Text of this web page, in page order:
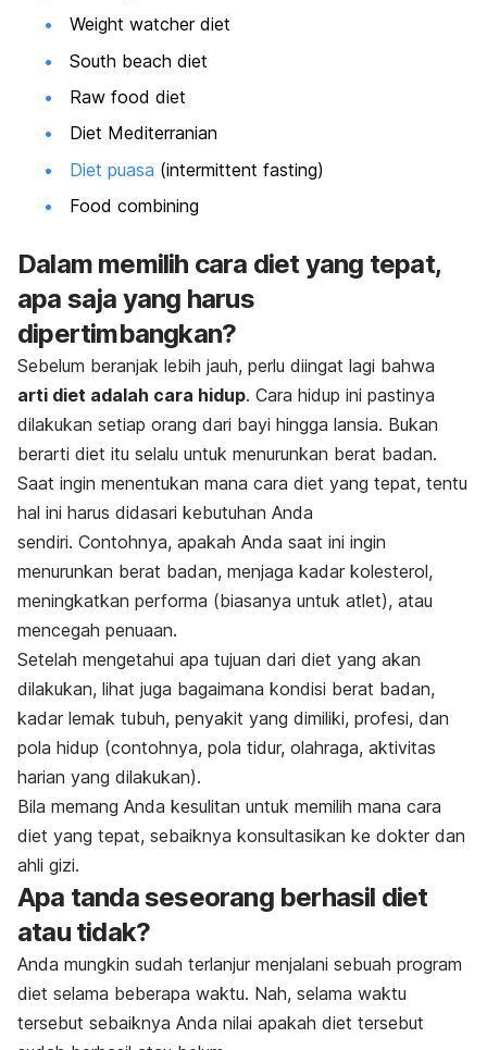
Weight watcher diet
South beach diet
Raw food diet
Diet Mediterranian
Diet puasa (intermittent fasting)
Food combining
Dalam memilih cara diet yang tepat,
apa saja yang harus
dipertimbangkan?
Sebelum beranjak lebih jauh, perlu diingat lagi bahwa
arti diet adalah cara hidup. Cara hidup ini pastinya
dilakukan setiap orang dari bayi hingga lansia. Bukan
berarti diet itu selalu untuk menurunkan berat badan.
Saat ingin menentukan mana cara diet yang tepat, tentu
hal ini harus didasari kebutuhan Anda
sendiri. Contohnya, apakah Anda saat ini ingin
menurunkan berat badan, menjaga kadar kolesterol,
meningkatkan performa (biasanya untuk atlet), atau
mencegah penuaan.
Setelah mengetahui apa tujuan dari diet yang akan
dilakukan, lihat juga bagaimana kondisi berat badan,
kadar lemak tubuh, penyakit yang dimiliki, profesi, dan
pola hidup (contohnya, pola tidur, olahraga, aktivitas
harian yang dilakukan).
Bila memang Anda kesulitan untuk memilih mana cara
diet yang tepat, sebaiknya konsultasikan ke dokter dan
ahli gizi.
Apa tanda seseorang berhasil diet
atau tidak?
Anda mungkin sudah terlanjur menjalani sebuah program
diet selama beberapa waktu. Nah, selama waktu
tersebut sebaiknya Anda nilai apakah diet tersebut